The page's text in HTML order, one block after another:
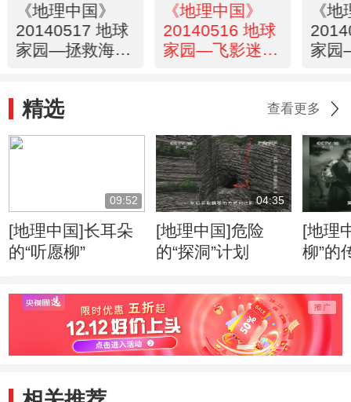
《地理中国》
20140517 地球
家园—拯救海底
《地理中国》
20140516 地球
家园—飞影迷踪
《
家园
精选 查看更多
09:52
[地理中国]长耳朵
的“听愿柳”
04:35
[地理中国]危险
的“探洞”计划
[地理
柳”的